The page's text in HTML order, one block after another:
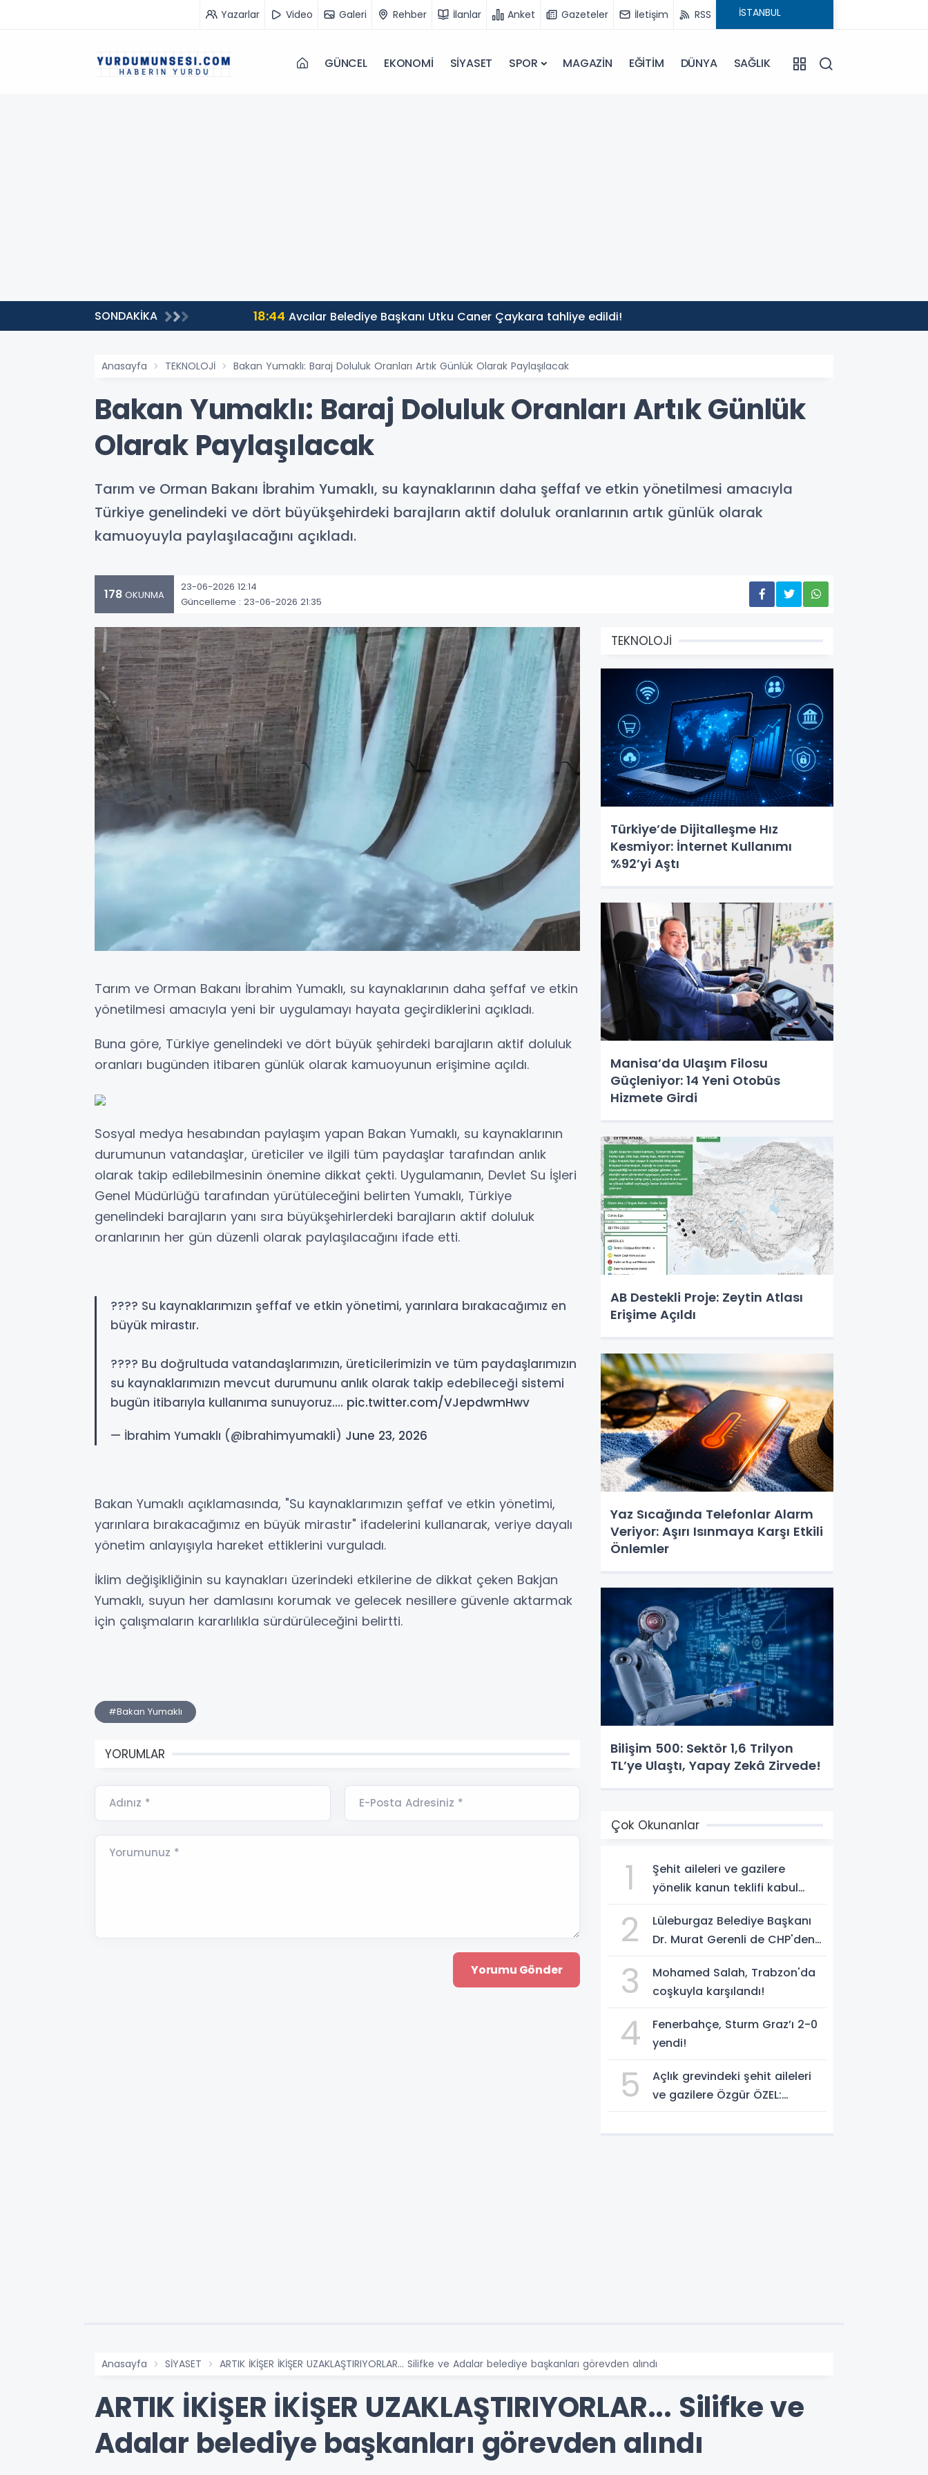
Yazarlar Video Galeri Rehber İlanlar Anket Gazeteler İletişim RSS
GÜNCEL EKONOMİ SİYASET SPOR MAGAZİN EĞİTİM DÜNYA SAĞLIK
SONDAKİKA 18:44 Avcılar Belediye Başkanı Utku Caner Çaykara tahliye edildi!
Anasayfa TEKNOLOJİ Bakan Yumaklı: Baraj Doluluk Oranları Artık Günlük Olarak Paylaşılacak
Bakan Yumaklı: Baraj Doluluk Oranları Artık Günlük
Olarak Paylaşılacak
Tarım ve Orman Bakanı İbrahim Yumaklı, su kaynaklarının daha şeffaf ve etkin yönetilmesi amacıyla
Türkiye genelindeki ve dört büyükşehirdeki barajların aktif doluluk oranlarının artık günlük olarak
kamuoyuyla paylaşılacağını açıkladı.
178 OKUNMA
23-06-2026 12:14
Güncelleme : 23-06-2026 21:35
Tarım ve Orman Bakanı İbrahim Yumaklı, su kaynaklarının daha şeffaf ve etkin
yönetilmesi amacıyla yeni bir uygulamayı hayata geçirdiklerini açıkladı.
Buna göre, Türkiye genelindeki ve dört büyük şehirdeki barajların aktif doluluk
oranları bugünden itibaren günlük olarak kamuoyunun erişimine açıldı.
Sosyal medya hesabından paylaşım yapan Bakan Yumaklı, su kaynaklarının
durumunun vatandaşlar, üreticiler ve ilgili tüm paydaşlar tarafından anlık
olarak takip edilebilmesinin önemine dikkat çekti. Uygulamanın, Devlet Su İşleri
Genel Müdürlüğü tarafından yürütüleceğini belirten Yumaklı, Türkiye
genelindeki barajların yanı sıra büyükşehirlerdeki barajların aktif doluluk
oranlarının her gün düzenli olarak paylaşılacağını ifade etti.
???? Su kaynaklarımızın şeffaf ve etkin yönetimi, yarınlara bırakacağımız en
büyük mirastır.
???? Bu doğrultuda vatandaşlarımızın, üreticilerimizin ve tüm paydaşlarımızın
su kaynaklarımızın mevcut durumunu anlık olarak takip edebileceği sistemi
bugün itibarıyla kullanıma sunuyoruz.… pic.twitter.com/VJepdwmHwv
— İbrahim Yumaklı (@ibrahimyumakli) June 23, 2026
Bakan Yumaklı açıklamasında, "Su kaynaklarımızın şeffaf ve etkin yönetimi,
yarınlara bırakacağımız en büyük mirastır" ifadelerini kullanarak, veriye dayalı
yönetim anlayışıyla hareket ettiklerini vurguladı.
İklim değişikliğinin su kaynakları üzerindeki etkilerine de dikkat çeken Bakjan
Yumaklı, suyun her damlasını korumak ve gelecek nesillere güvenle aktarmak
için çalışmaların kararlılıkla sürdürüleceğini belirtti.
#Bakan Yumaklı
YORUMLAR
Adınız * E-Posta Adresiniz *
Yorumunuz *
TEKNOLOJİ
Türkiye’de Dijitalleşme Hız
Kesmiyor: İnternet Kullanımı
%92’yi Aştı
Manisa’da Ulaşım Filosu
Güçleniyor: 14 Yeni Otobüs
Hizmete Girdi
AB Destekli Proje: Zeytin Atlası
Erişime Açıldı
Yaz Sıcağında Telefonlar Alarm
Veriyor: Aşırı Isınmaya Karşı Etkili
Önlemler
Bilişim 500: Sektör 1,6 Trilyon
TL’ye Ulaştı, Yapay Zekâ Zirvede!
Çok Okunanlar
1
Şehit aileleri ve gazilere
yönelik kanun teklifi kabul
2
Lüleburgaz Belediye Başkanı
Dr. Murat Gerenli de CHP'den
3
Mohamed Salah, Trabzon'da
coşkuyla karşılandı!
4
Fenerbahçe, Sturm Graz’ı 2-0
yendi!
5
Açlık grevindeki şehit aileleri
ve gazilere Özgür ÖZEL:
Anasayfa SİYASET ARTIK İKİŞER İKİŞER UZAKLAŞTIRIYORLAR... Silifke ve Adalar belediye başkanları görevden alındı
ARTIK İKİŞER İKİŞER UZAKLAŞTIRIYORLAR... Silifke ve
Adalar belediye başkanları görevden alındı